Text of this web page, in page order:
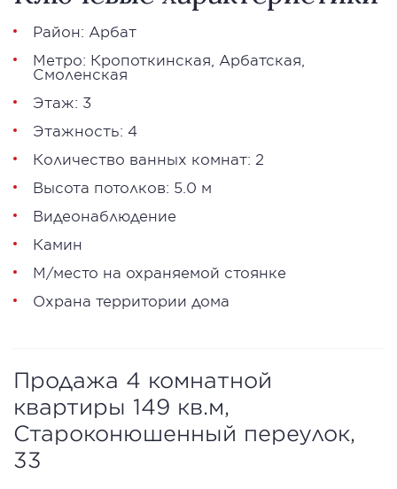
Район: Арбат
Метро: Кропоткинская Арбатская
Смоленская
Этаж: 3
Этажность: 4
Количество ванных комнат: 2
Высота потолков: 5.0 м
Видеонаблюдение
Камин
М/место на охраняемой стоянке
Охрана территории дома
Продажа 4 комнатной
квартиры 149 кв.м,
Староконюшенный переулок,
33